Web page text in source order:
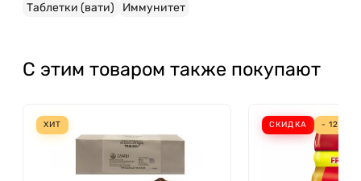
Таблетки (вати)
Иммунитет
С этим товаром также покупают
ХИТ СКИДКА - 12%